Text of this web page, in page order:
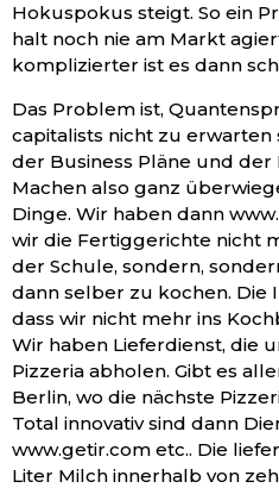
Hokuspokus steigt. So ein
halt noch nie am Markt
komplizierter ist es dann
Das Problem ist,
capitalists nicht zu erwarten
der Business Pläne und der
Machen also ganz
Dinge. Wir haben dann
wir die Fertiggerichte nicht
der Schule, sondern,
dann selber zu kochen. Die
dass wir nicht mehr ins
Wir haben Lieferdienst, die
Pizzeria abholen. Gibt es
Berlin, wo die nächste
Total innovativ sind dann
www.getir.com etc.. Die
Liter Milch innerhalb von